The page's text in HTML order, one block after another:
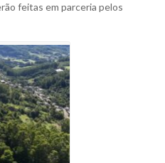
feitas em parceria pelos